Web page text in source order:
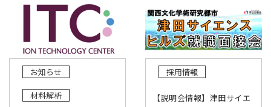
お知らせ
材料解析
採用情報
【説明会情報】津田サイエ